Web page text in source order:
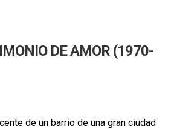
DE AMOR (1970-
de un barrio de una gran ciudad